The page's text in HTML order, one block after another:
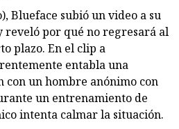
Blueface subió un video a su
por qué no regresará al
plazo. En el clip a
entabla una
con un hombre anónimo con
un entrenamiento de
intenta calmar la situación.